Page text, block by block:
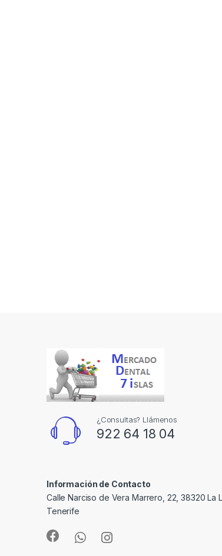
¿Consultas? Llámenos
922 64 18 04
Información de Contacto
Calle Narciso de Vera Marrero, 22, 38320 La
Tenerife